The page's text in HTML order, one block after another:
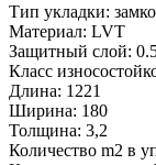
Тип укладки:
Материал: LVT
Защитный слой:
Класс
Длина: 1221
Ширина: 180
Толщина: 3,2
Количество m2 в